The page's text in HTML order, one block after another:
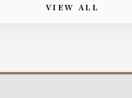
VIEW ALL